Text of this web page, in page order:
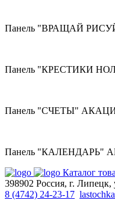
Панель "ВРАЩАЙ
Панель "КРЕСТИКИ
Панель "СЧЕТЫ"
Панель "КАЛЕНДАРЬ"
Каталог
398902 Россия, г.
8 (4742) 24-23-17